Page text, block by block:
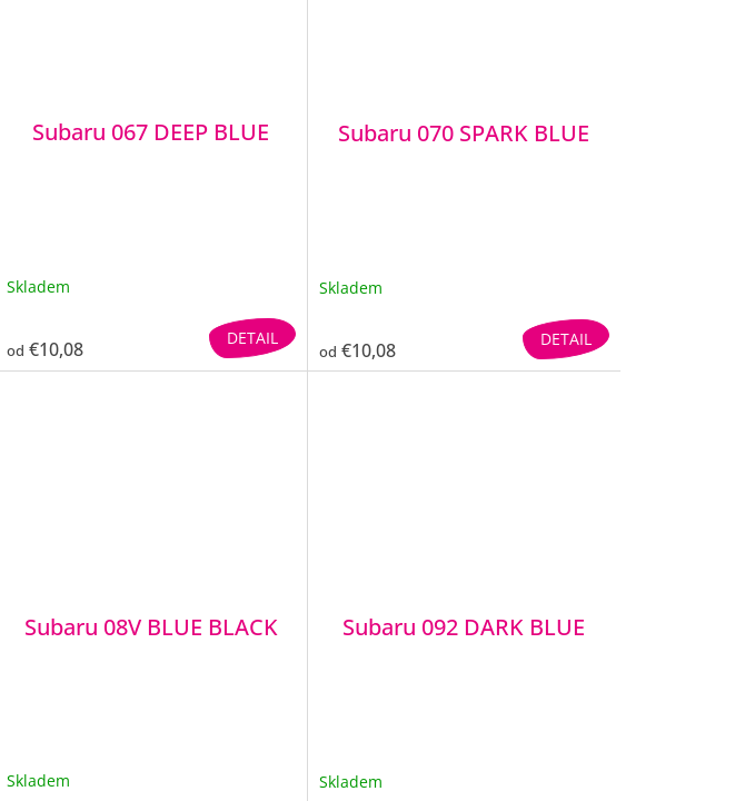
Subaru 067 DEEP BLUE
Skladem
od €10,08 DETAIL
Subaru 070 SPARK BLUE
Skladem
od €10,08 DETAIL
Subaru 08V BLUE BLACK
Skladem
Subaru 092 DARK BLUE
Skladem